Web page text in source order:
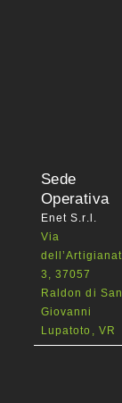
Sede
Operativa
Enet S.r.l.
Via
3, 37057
Raldon di
Giovanni
Lupatoto, VR